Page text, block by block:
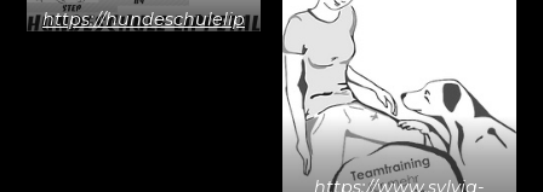
https://hundeschulelip
https://www.sylvia-